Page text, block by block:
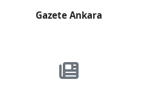
Gazete Ankara